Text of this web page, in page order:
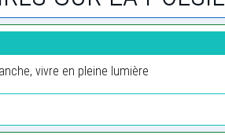
vivre en pleine lumière